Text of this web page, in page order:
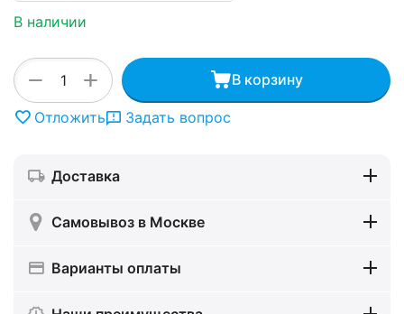
В наличии
+
− В корзину
Отложить Задать вопрос
Доставка
Самовывоз в Москве
Варианты оплаты